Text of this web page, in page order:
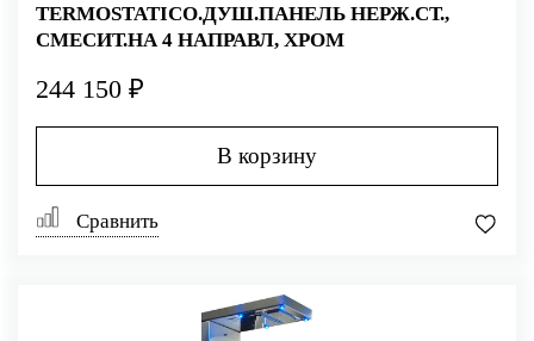
TERMOSTATICO.ДУШ.ПАНЕЛЬ НЕРЖ.СТ.,
СМЕСИТ.НА 4 НАПРАВЛ, ХРОМ
244 150 ₽
В корзину
Сравнить